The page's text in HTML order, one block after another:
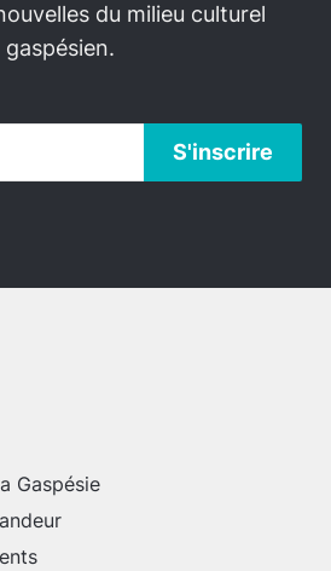
du milieu culturel
gaspésien.
Gaspésie